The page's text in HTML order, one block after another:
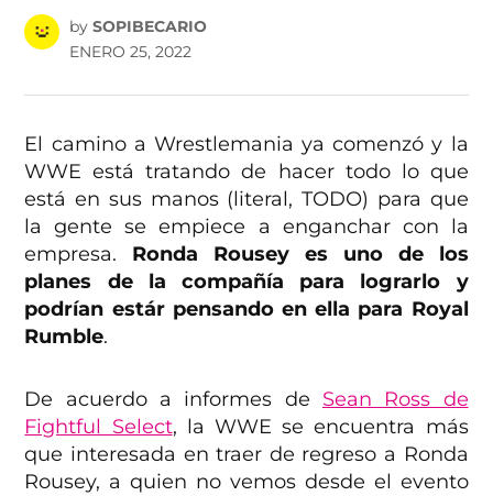
by SOPIBECARIO
ENERO 25, 2022
El camino a Wrestlemania ya comenzó y la
WWE está tratando de hacer todo lo que
está en sus manos (literal, TODO) para que
la gente se empiece a enganchar con la
empresa. Ronda Rousey es uno de los
planes de la compañía para lograrlo y
podrían estár pensando en ella para Royal
Rumble.
De acuerdo a informes de Sean Ross de
Fightful Select, la WWE se encuentra más
que interesada en traer de regreso a Ronda
Rousey, a quien no vemos desde el evento